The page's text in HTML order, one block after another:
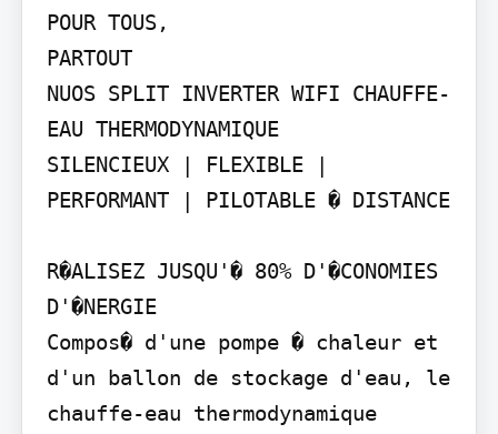
POUR TOUS,
PARTOUT
NUOS SPLIT INVERTER WIFI CHAUFFE-
EAU THERMODYNAMIQUE
SILENCIEUX | FLEXIBLE |
PERFORMANT | PILOTABLE � DISTANCE
R�ALISEZ JUSQU'� 80% D'�CONOMIES
D'�NERGIE
Compos� d'une pompe � chaleur et
d'un ballon de stockage d'eau, le
chauffe-eau thermodynamique